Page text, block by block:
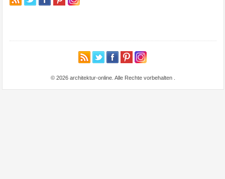
© 2026 architektur-online. Alle Rechte vorbehalten .